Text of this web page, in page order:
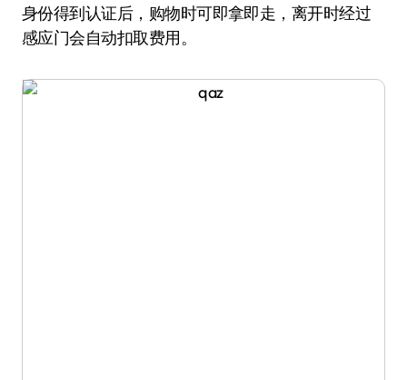
身份得到认证后，购物时可即拿即走，离开时经过
感应门会自动扣取费用。